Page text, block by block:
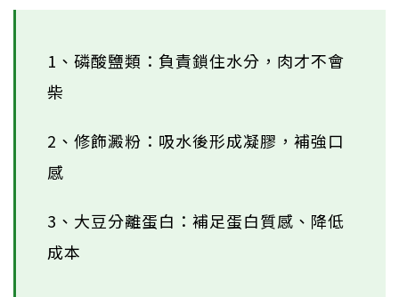
1、磷酸鹽類：負責鎖住水分，肉才不會
柴
2、修飾澱粉：吸水後形成凝膠，補強口
感
3、大豆分離蛋白：補足蛋白質感、降低
成本